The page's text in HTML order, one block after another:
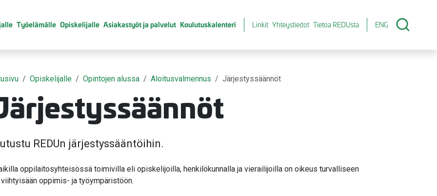
Työelämälle Opiskelijalle Asiakastyöt ja palvelut Koulutuskalenteri Linkit Yhteystiedot Tietoa REDUsta ENG
Opiskelijalle Opintojen alussa Aloitusvalmennus Järjestyssäännöt
REDUn järjestyssääntöihin.
oppilaitosyhteisössä toimivilla eli opiskelijoilla, henkilökunnalla ja vierailijoilla on oikeus turvalliseen
viihtyisään oppimis- ja työympäristöön.